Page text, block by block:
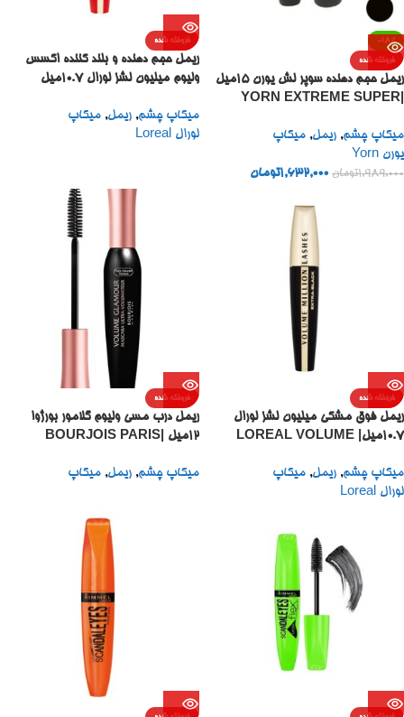
-18%
فروخته شده
ریمل حجم دهنده سوپر لش یورن 15میل
|YORN EXTREME SUPER
میکاپ چشم, ریمل, میکاپ
یورن Yorn
1,989,000تومان 1,632,000تومان
فروخته شده
ریمل حجم دهنده و بلند کننده اکسس
ولیوم میلیون لشز لورال 10.7میل
LASHES MASCARA EXCESS
10.7ML
میکاپ چشم, ریمل, میکاپ
لورال Loreal
فروخته شده
ریمل فوق مشکی میلیون لشز لورال
10.7میل| LOREAL VOLUME
MASCARAEXTRA BLACK
10.7ML
میکاپ چشم, ریمل, میکاپ
لورال Loreal
فروخته شده
ریمل درب مسی ولیوم گلامور بورژوا
12میل |BOURJOIS PARIS
MASCARA 12ML
میکاپ چشم, ریمل, میکاپ